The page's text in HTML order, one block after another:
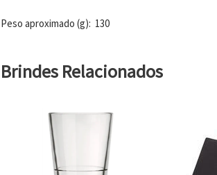
Peso aproximado (g): 130
Brindes Relacionados